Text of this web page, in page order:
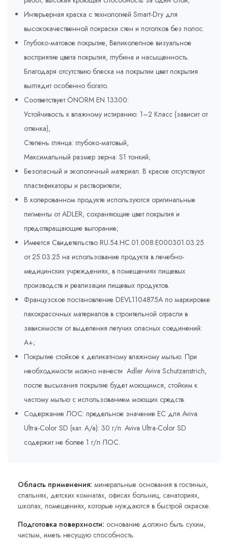
Интерьерная краска с технологией Smart-Dry для
высококачественной покраски стен и потолков без полос.
Глубоко-матовое покрытие, Великолепное визуальное
восприятие цвета покрытия, глубина и насыщенность.
Благодаря отсутствию блеска на покрытии цвет покрытия
выглядит особенно богато.
Соответствует ÖNORM EN 13300:
Устойчивость к влажному истиранию: 1–2 Класс (зависит от
оттенка),
Степень глянца: глубоко-матовый,
Максимальный размер зерна: S1 тонкий;
Безопасный и экологичный материал. В краске отсутствуют
пластификаторы и растворители;
В колерованном продукте используются оригинальные
пигменты от ADLER, сохраняющие цвет покрытия и
предотвращающие выгорание;
Имеется Свидетельство RU.54.HC.01.008.E000301.03.25
от 25.03.25 на использование продукта в лечебно-
медицинских учреждениях, в помещениях пищевых
производств и реализации пищевых продуктов.
Французское постановление DEVL1104875A по маркировке
лакокрасочных материалов в строительной отрасли в
зависимости от выделения летучих опасных соединений:
A+;
Покрытие стойкое к деликатному влажному мытью. При
необходимости можно нанести Adler Aviva Schutzanstrich,
после высыхания покрытие будет моющимся, стойким к
частому мытью с использованием моющих средств.
Содержание ЛОС: предельное значение ЕС для Aviva
Ultra-Color SD (кат. A/a): 30 г/л. Aviva Ultra-Color SD
содержит не более 1 г/л ЛОС.
Область применения: минеральные основания в гостиных,
спальнях, детских комнатах, офисах больниц, санаториях,
школах, помещениях, которые нуждаются в быстрой окраске.
Подготовка поверхности: основание должно быть сухим,
чистым, иметь несущую способность.